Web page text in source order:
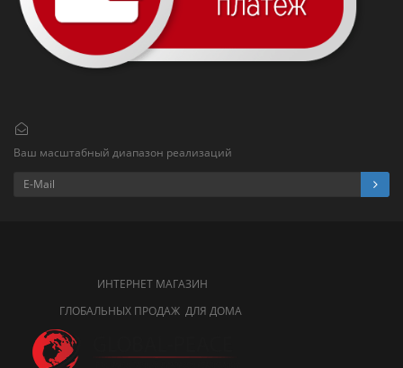
Ваш масштабный диапазон реализаций
ИНТЕРНЕТ МАГАЗИН
ГЛОБАЛЬНЫХ ПРОДАЖ ДЛЯ ДОМА